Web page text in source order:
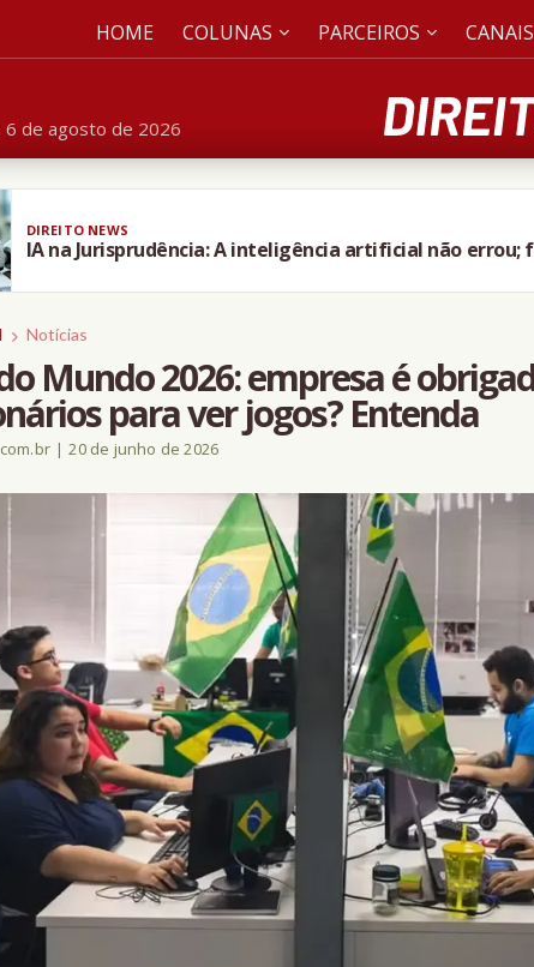
6 de agosto de 2026
HOME COLUNAS PARCEIROS CANAIS
DIREITO NEWS
IA na Jurisprudência: A inteligência artificial não errou;
Notícias
Mundo 2026: empresa é
para ver jogos? Entenda
| 20 de junho de 2026